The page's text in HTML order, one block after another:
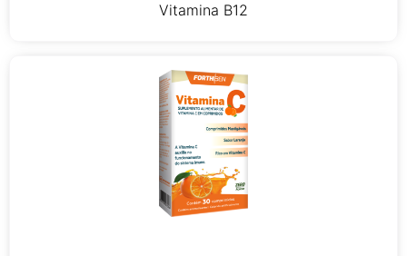
Vitamina B12